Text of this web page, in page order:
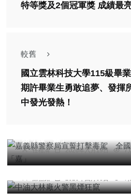
特等獎及2個冠軍獎 成績最
較舊
國立雲林科技大學115級畢
期許畢業生勇敢追夢、發揮
中發光發熱！
任禮清 2026年六月19日
社會
中油大林廠火警黑煙狂竄
陳信銘 2026年四月03日
專欄